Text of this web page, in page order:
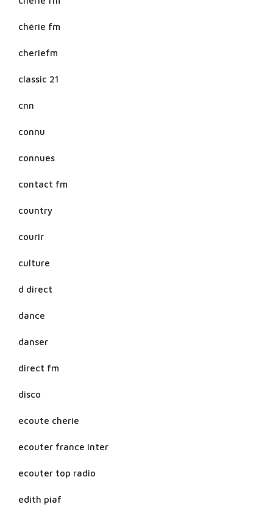
chérie fm
cheriefm
classic 21
cnn
connu
connues
contact fm
country
courir
culture
d direct
dance
danser
direct fm
disco
ecoute cherie
ecouter france inter
ecouter top radio
edith piaf